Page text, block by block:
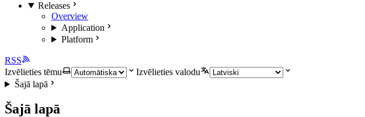
Releases
Overview
Application
Platform
RSS
Izvēlieties tēmu
Izvēlieties valodu
Šajā lapā
Šajā lapā